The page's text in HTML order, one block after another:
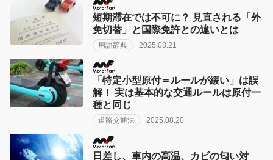
短期滞在では不可に？ 見直される「外
免切替」と国際免許との違いとは
用語辞典 2025.08.21
「特定小型原付＝ルールが緩い」は誤
解！ 実は基本的な交通ルールは原付一
種と同じ
道路交通法 2025.08.20
日差し、車内の高温、カビの匂い対